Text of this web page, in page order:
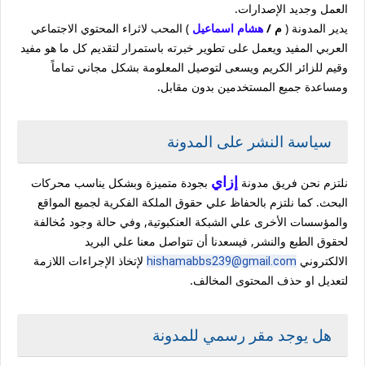
العمل وجديد الإصدارات.
يدير المدونة ( م / هشام اسماعيل ) المحب لاثراء المحتوي الاجتماعي
العربي المفيد ويعمل على تطوير خبرته باستمرار لتقديم كل ما هو مفيد
وقيم للزائر الكريم ويسعى لتوصيل المعلومة بشكل مجاني تماماً
ومساعدة جميع المستخدمين بدون مقابل.
سياسة النشر على المدونة
نلتزم نحن فريق مدونة إزاي بجودة متميزة وبشكل يناسب محركات
البحث. كما نلتزم بالحفاظ علي حقوق الملكة الفكرية لجميع المواقع
والمؤسسات الأخرى علي الشبكة العنكبوتية, وفي حالة وجود مُخالفة
لحقوق الطبع والنشر, فيسعدنا أن تتواصل معنا علي البريد
الالكتروني hishamabbs239@gmail.com لإتخاذ الإجراءات اللازمة
لتعديل او حذف المحتوى المخالف.
هل يوجد مقر رسمي للمدونة